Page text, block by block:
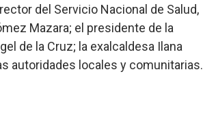
del Servicio Nacional de Salud,
Mazara; el presidente de la
de la Cruz; la exalcaldesa Ilana
autoridades locales y comunitarias.